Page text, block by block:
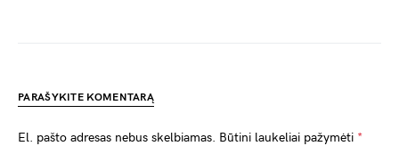
PARAŠYKITE KOMENTARĄ
El. pašto adresas nebus skelbiamas. Būtini laukeliai pažymėti *